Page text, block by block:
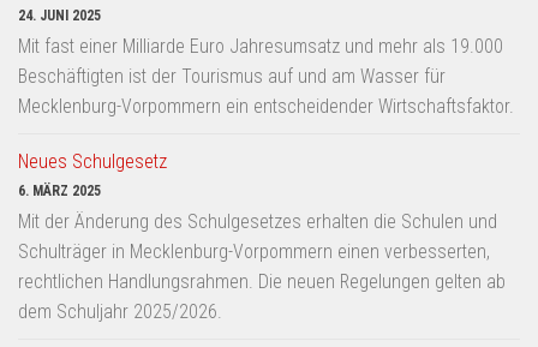
24. JUNI 2025
Mit fast einer Milliarde Euro Jahresumsatz und mehr als 19.000
Beschäftigten ist der Tourismus auf und am Wasser für
Mecklenburg-Vorpommern ein entscheidender Wirtschaftsfaktor.
Neues Schulgesetz
6. MÄRZ 2025
Mit der Änderung des Schulgesetzes erhalten die Schulen und
Schulträger in Mecklenburg-Vorpommern einen verbesserten,
rechtlichen Handlungsrahmen. Die neuen Regelungen gelten ab
dem Schuljahr 2025/2026.